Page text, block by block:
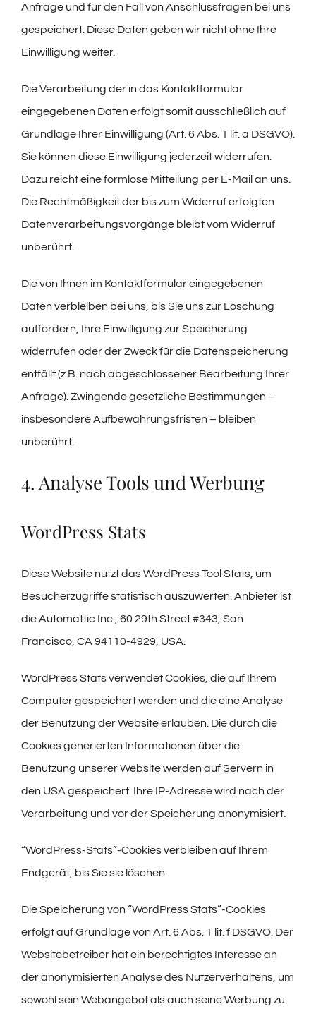
Anfrage und für den Fall von Anschlussfragen bei uns
gespeichert. Diese Daten geben wir nicht ohne Ihre
Einwilligung weiter.
Die Verarbeitung der in das Kontaktformular
eingegebenen Daten erfolgt somit ausschließlich auf
Grundlage Ihrer Einwilligung (Art. 6 Abs. 1 lit. a DSGVO).
Sie können diese Einwilligung jederzeit widerrufen.
Dazu reicht eine formlose Mitteilung per E-Mail an uns.
Die Rechtmäßigkeit der bis zum Widerruf erfolgten
Datenverarbeitungsvorgänge bleibt vom Widerruf
unberührt.
Die von Ihnen im Kontaktformular eingegebenen
Daten verbleiben bei uns, bis Sie uns zur Löschung
auffordern, Ihre Einwilligung zur Speicherung
widerrufen oder der Zweck für die Datenspeicherung
entfällt (z.B. nach abgeschlossener Bearbeitung Ihrer
Anfrage). Zwingende gesetzliche Bestimmungen –
insbesondere Aufbewahrungsfristen – bleiben
unberührt.
4. Analyse Tools und Werbung
WordPress Stats
Diese Website nutzt das WordPress Tool Stats, um
Besucherzugriffe statistisch auszuwerten. Anbieter ist
die Automattic Inc., 60 29th Street #343, San
Francisco, CA 94110-4929, USA.
WordPress Stats verwendet Cookies, die auf Ihrem
Computer gespeichert werden und die eine Analyse
der Benutzung der Website erlauben. Die durch die
Cookies generierten Informationen über die
Benutzung unserer Website werden auf Servern in
den USA gespeichert. Ihre IP-Adresse wird nach der
Verarbeitung und vor der Speicherung anonymisiert.
“WordPress-Stats”-Cookies verbleiben auf Ihrem
Endgerät, bis Sie sie löschen.
Die Speicherung von “WordPress Stats”-Cookies
erfolgt auf Grundlage von Art. 6 Abs. 1 lit. f DSGVO. Der
Websitebetreiber hat ein berechtigtes Interesse an
der anonymisierten Analyse des Nutzerverhaltens, um
sowohl sein Webangebot als auch seine Werbung zu